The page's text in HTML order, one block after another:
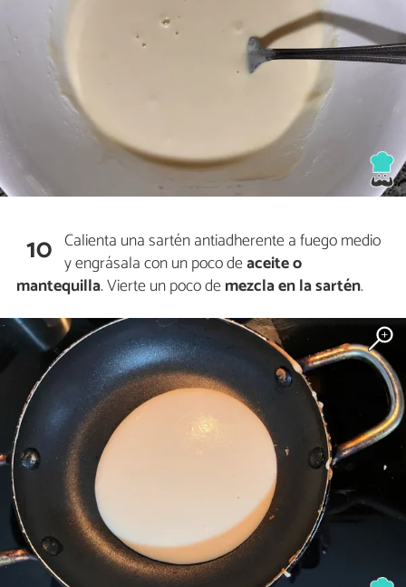
10 Calienta una sartén antiadherente a fuego medio
y engrásala con un poco deaceite o
mantequilla. Vierte un poco demezcla en la sartén.